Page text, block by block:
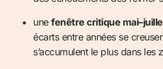
une fenêtre critique
écarts entre années se
s’accumulent le plus dans les